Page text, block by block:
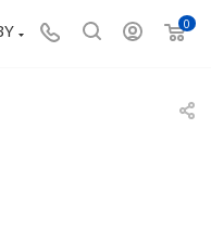
0